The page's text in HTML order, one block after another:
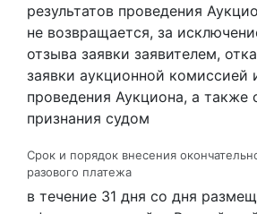
результатов проведения
не возвращается, за
отзыва заявки заявителем,
заявки аукционной комиссией
проведения Аукциона, а также
признания судом
Срок и порядок внесения
разового платежа
в течение 31 дня со дня